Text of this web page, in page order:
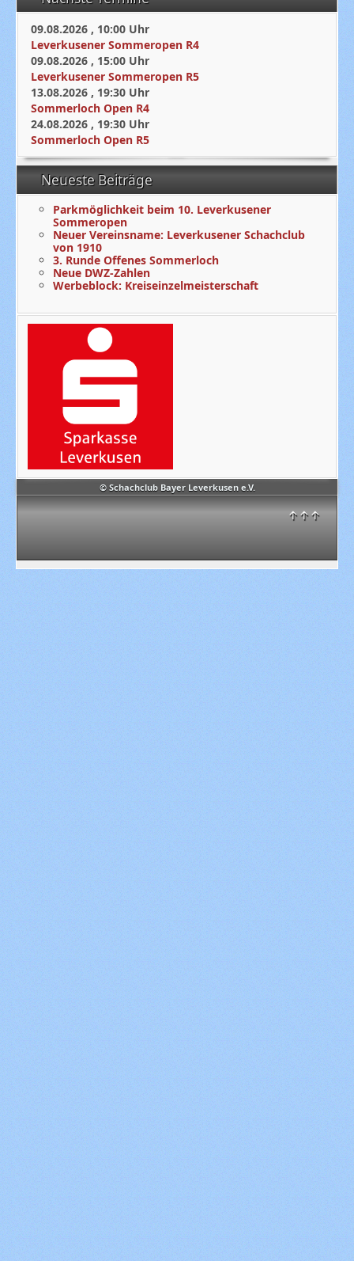
© Schachclub Bayer Leverkusen e.V.
↑↑↑
09.08.2026 , 10:00 Uhr
Leverkusener Sommeropen R4
09.08.2026 , 15:00 Uhr
Leverkusener Sommeropen R5
13.08.2026 , 19:30 Uhr
Sommerloch Open R4
24.08.2026 , 19:30 Uhr
Sommerloch Open R5
Neueste Beiträge
Parkmöglichkeit beim 10. Leverkusener
Sommeropen
Neuer Vereinsname: Leverkusener Schachclub
von 1910
3. Runde Offenes Sommerloch
Neue DWZ-Zahlen
Werbeblock: Kreiseinzelmeisterschaft